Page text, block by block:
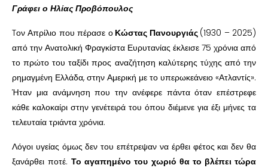
Γράφει ο Ηλίας Προβόπουλος
Tον Απρίλιο που πέρασε οΚώστας Πανουργιάς (1930 – 2025)
από την Ανατολική Φραγκίστα Ευρυτανίας έκλεισε 75 χρόνια από
το πρώτο του ταξίδι προς αναζήτηση καλύτερης τύχης από την
ρημαγμένη Ελλάδα, στην Αμερική με το υπερωκεάνειο «Ατλαντίς».
Ήταν μια ανάμνηση που την ανέφερε πάντα όταν επέστρεφε
κάθε καλοκαίρι στην γενέτειρά του όπου διέμενε για έξι μήνες τα
τελευταία τριάντα χρόνια.
Λόγοι υγείας όμως δεν του επέτρεψαν να έρθει φέτος και δεν θα
ξανάρθει ποτέ.Το αγαπημένο του χωριό θα το βλέπει τώρα